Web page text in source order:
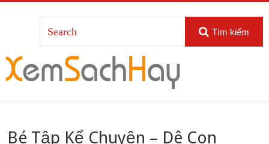
Tìm kiếm
Bé Tập Kể Chuyện – Dê Con